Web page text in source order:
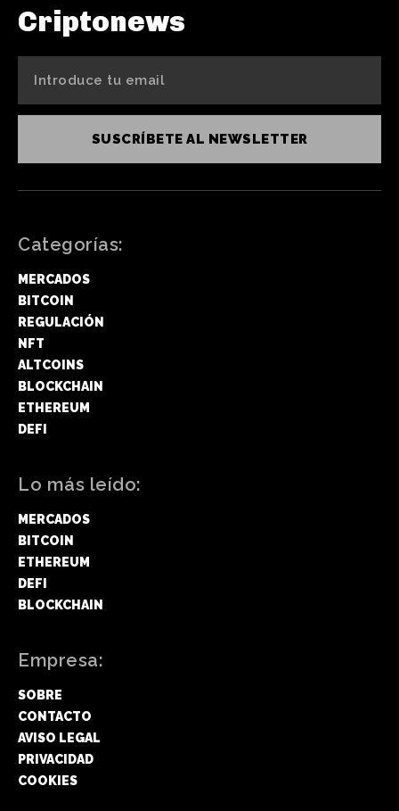
Criptonews
SUSCRÍBETE AL NEWSLETTER
Categorías:
MERCADOS
BITCOIN
REGULACIÓN
NFT
ALTCOINS
BLOCKCHAIN
ETHEREUM
DEFI
Lo más leído:
MERCADOS
BITCOIN
ETHEREUM
DEFI
BLOCKCHAIN
Empresa:
SOBRE
CONTACTO
AVISO LEGAL
PRIVACIDAD
COOKIES